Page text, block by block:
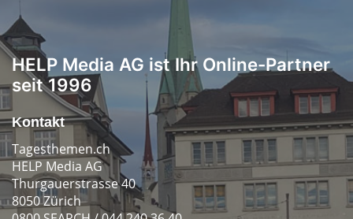
HELP Media AG ist Ihr Online-Partner
seit 1996
Kontakt
Tagesthemen.ch
HELP Media AG
Thurgauerstrasse 40
8050 Zürich